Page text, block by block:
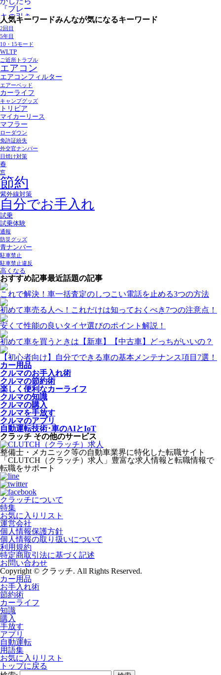
人気キーワードみんなが気になるキーワード
2回目
5年目
10・15モード
WLTP
ご近所トラブル
エアコン
エアコンフィルター
エアーベッド
カーライフ
キャンプグッズ
トリビア
マイカーリース
マフラー
ローダウン
免許証紛失
外交官ナンバー
日焼け対策
春
窓
節約
紫外線対策
自分でお手入れ
試乗
試乗体験
通報
防災グッズ
青ナンバー
駐車禁止
駐車禁止違反
高くなる
おすすめ記事最近話題の記事
これで解決！車一括査定のしつこい電話を止める3つの方法
初めて車売る人へ！これだけは知っておくべき7つの注意点！
安くて性能の良いタイヤ選びのポイント解説！
初めて車を買うときは【新車】【中古車】どっちがいいの？
【初心者向け】自分でできる車の基本メンテナンス項目7選！
カー用品
クルマのお手入れ術
クルマの節約術
楽しく便利なカーライフ
クルマの知識
クルマの購入
クルマを手放す
クルマのアプリ
自動運転技術･車のAIとIoT
クラッチ その他のサービス
整備士・メカニック等の自動車業界に特化した転職サイト
「CLUTCH（クラッチ）求人」豊富な求人情報と転職情報で
転職をサポート
クラッチについて
特集
お気に入りリスト
運営会社
個人情報保護方針
個人情報の取り扱いについて
利用規約
特定商取引法に基づく記述
お問い合わせ
Copyright © クラッチ. All Rights Reserved.
カー用品
お手入れ術
節約術
カーライフ
知識
購入
手放す
アプリ
自動運転
用語集
お気に入りリスト
トップに戻る